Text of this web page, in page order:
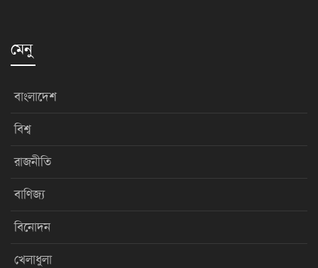
মেনু
বাংলাদেশ
বিশ্ব
রাজনীতি
বাণিজ্য
বিনোদন
খেলাধুলা